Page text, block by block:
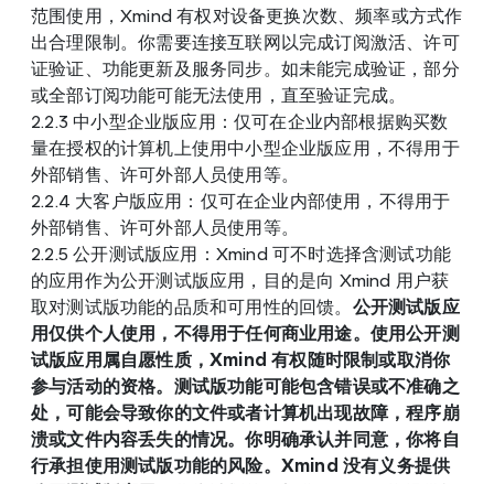
范围使用，Xmind 有权对设备更换次数、频率或方式作
出合理限制。你需要连接互联网以完成订阅激活、许可
证验证、功能更新及服务同步。如未能完成验证，部分
或全部订阅功能可能无法使用，直至验证完成。
2.2.3 中小型企业版应用：仅可在企业内部根据购买数
量在授权的计算机上使用中小型企业版应用，不得用于
外部销售、许可外部人员使用等。
2.2.4 大客户版应用：仅可在企业内部使用，不得用于
外部销售、许可外部人员使用等。
2.2.5 公开测试版应用：Xmind 可不时选择含测试功能
的应用作为公开测试版应用，目的是向 Xmind 用户获
取对测试版功能的品质和可用性的回馈。 公开测试版应
用仅供个人使用，不得用于任何商业用途。使用公开测
试版应用属自愿性质，Xmind 有权随时限制或取消你
参与活动的资格。测试版功能可能包含错误或不准确之
处，可能会导致你的文件或者计算机出现故障，程序崩
溃或文件内容丢失的情况。你明确承认并同意，你将自
行承担使用测试版功能的风险。Xmind 没有义务提供